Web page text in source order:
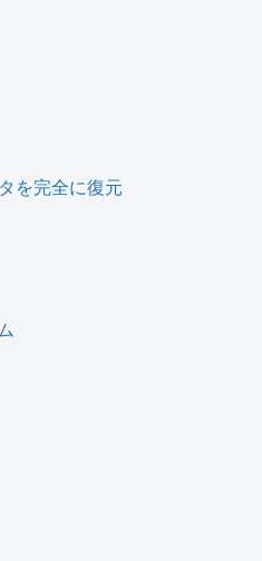
を完全に復元